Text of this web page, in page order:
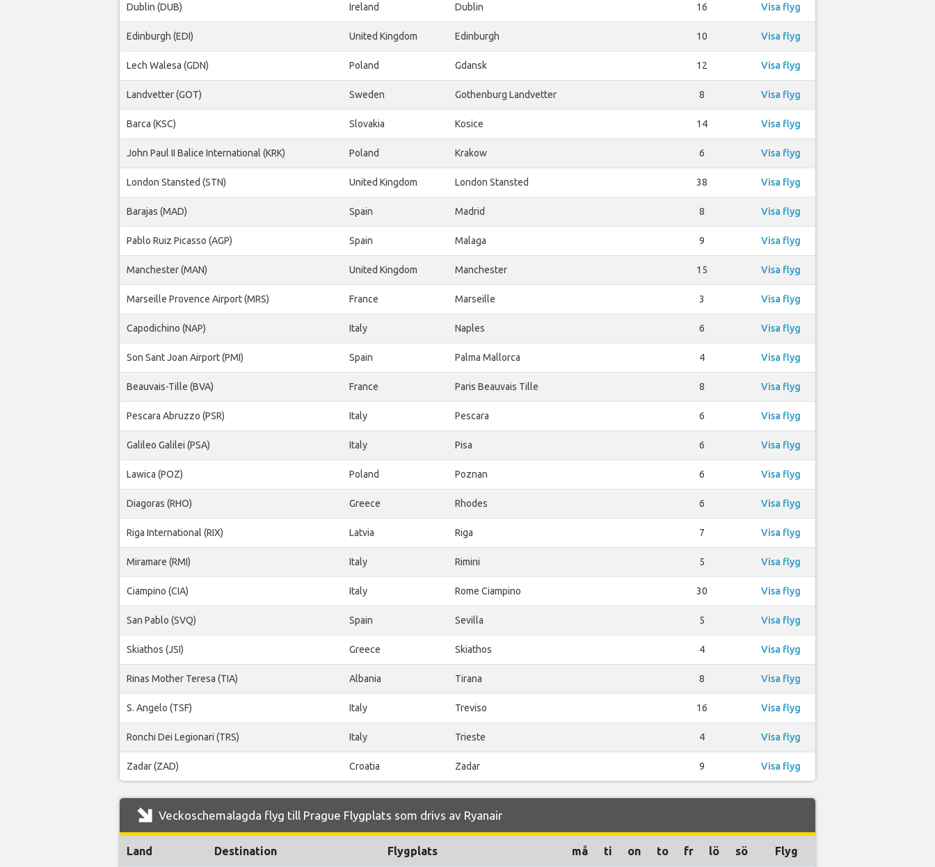
Dublin (DUB) Ireland Dublin 16 Visa flyg
Edinburgh (EDI) United Kingdom Edinburgh 10 Visa flyg
Lech Walesa (GDN) Poland Gdansk 12 Visa flyg
Landvetter (GOT) Sweden Gothenburg Landvetter 8 Visa flyg
Barca (KSC) Slovakia Kosice 14 Visa flyg
John Paul II Balice International (KRK) Poland Krakow 6 Visa flyg
London Stansted (STN) United Kingdom London Stansted 38 Visa flyg
Barajas (MAD) Spain Madrid 8 Visa flyg
Pablo Ruiz Picasso (AGP) Spain Malaga 9 Visa flyg
Manchester (MAN) United Kingdom Manchester 15 Visa flyg
Marseille Provence Airport (MRS) France Marseille 3 Visa flyg
Capodichino (NAP) Italy Naples 6 Visa flyg
Son Sant Joan Airport (PMI) Spain Palma Mallorca 4 Visa flyg
Beauvais-Tille (BVA) France Paris Beauvais Tille 8 Visa flyg
Pescara Abruzzo (PSR) Italy Pescara 6 Visa flyg
Galileo Galilei (PSA) Italy Pisa 6 Visa flyg
Lawica (POZ) Poland Poznan 6 Visa flyg
Diagoras (RHO) Greece Rhodes 6 Visa flyg
Riga International (RIX) Latvia Riga 7 Visa flyg
Miramare (RMI) Italy Rimini 5 Visa flyg
Ciampino (CIA) Italy Rome Ciampino 30 Visa flyg
San Pablo (SVQ) Spain Sevilla 5 Visa flyg
Skiathos (JSI) Greece Skiathos 4 Visa flyg
Rinas Mother Teresa (TIA) Albania Tirana 8 Visa flyg
S. Angelo (TSF) Italy Treviso 16 Visa flyg
Ronchi Dei Legionari (TRS) Italy Trieste 4 Visa flyg
Zadar (ZAD) Croatia Zadar 9 Visa flyg
Veckoschemalagda flyg till Prague Flygplats som drivs av Ryanair
Land Destination Flygplats må ti on to fr lö sö Flyg